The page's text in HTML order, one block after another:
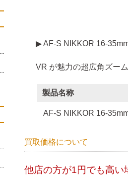
▶ AF-S NIKKOR 16-
VR が魅力の超広角ズー
製品名称
AF-S NIKKOR 16-
買取価格について
他店の方が1円でも高い